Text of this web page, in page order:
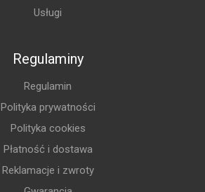
Usługi
Regulaminy
Regulamin
Polityka prywatności
Polityka cookies
Płatność i dostawa
Reklamacje i zwroty